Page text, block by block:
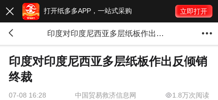
 打开纸多多APP，一站式采购 立即打开
 印度对印度尼西亚多层纸板作出反倾销终裁 
印度对印度尼西亚多层纸板作出反倾销
终裁
07-08 16:28 中国贸易救济信息网 1.8万次阅读